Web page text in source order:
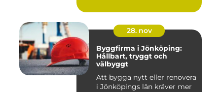
28. nov
Byggfirma i Jönköping:
Hållbart, tryggt och
välbyggt
Att bygga nytt eller renovera
i Jönköpings län kräver mer